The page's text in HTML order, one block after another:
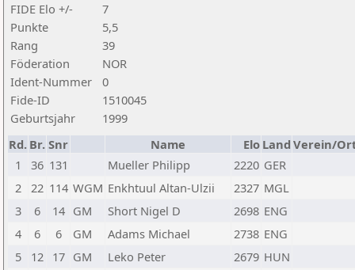
FIDE Elo +/-
7
Punkte
5,5
Rang
39
Föderation
NOR
Ident-Nummer
0
Fide-ID
1510045
Geburtsjahr
1999
Rd. Br. Snr Name Elo Land Verein/
1
36 131 Mueller Philipp 2220 GER
2
22 114 WGM Enkhtuul Altan-Ulzii 2327 MGL
3
6 14 GM Short Nigel D 2698 ENG
4
6 6 GM Adams Michael 2738 ENG
5
12 17 GM Leko Peter 2679 HUN